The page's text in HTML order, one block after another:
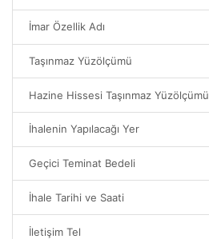
İmar Özellik Adı
Taşınmaz Yüzölçümü
Hazine Hissesi Taşınmaz Yüzölçümü
İhalenin Yapılacağı Yer
Geçici Teminat Bedeli
İhale Tarihi ve Saati
İletişim Tel